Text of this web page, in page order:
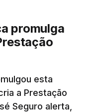
promulga
esta
a Prestação
Seguro alerta,